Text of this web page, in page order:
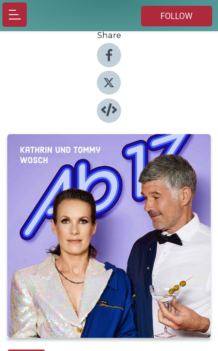
FOLLOW
Share